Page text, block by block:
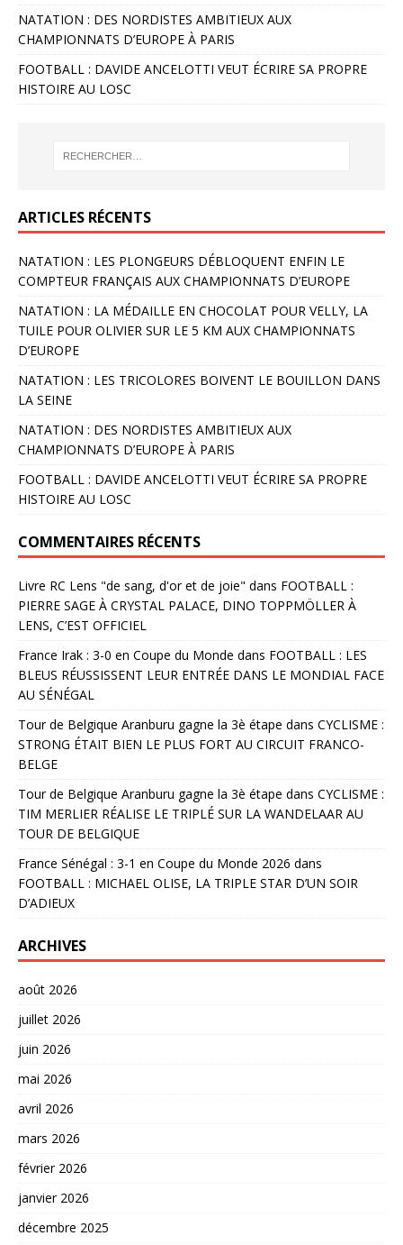
NATATION : DES NORDISTES AMBITIEUX AUX
CHAMPIONNATS D’EUROPE À PARIS
FOOTBALL : DAVIDE ANCELOTTI VEUT ÉCRIRE SA PROPRE
HISTOIRE AU LOSC
ARTICLES RÉCENTS
NATATION : LES PLONGEURS DÉBLOQUENT ENFIN LE
COMPTEUR FRANÇAIS AUX CHAMPIONNATS D’EUROPE
NATATION : LA MÉDAILLE EN CHOCOLAT POUR VELLY, LA
TUILE POUR OLIVIER SUR LE 5 KM AUX CHAMPIONNATS
D’EUROPE
NATATION : LES TRICOLORES BOIVENT LE BOUILLON DANS
LA SEINE
NATATION : DES NORDISTES AMBITIEUX AUX
CHAMPIONNATS D’EUROPE À PARIS
FOOTBALL : DAVIDE ANCELOTTI VEUT ÉCRIRE SA PROPRE
HISTOIRE AU LOSC
COMMENTAIRES RÉCENTS
Livre RC Lens "de sang, d'or et de joie" dans FOOTBALL :
PIERRE SAGE À CRYSTAL PALACE, DINO TOPPMÖLLER À
LENS, C’EST OFFICIEL
France Irak : 3-0 en Coupe du Monde dans FOOTBALL : LES
BLEUS RÉUSSISSENT LEUR ENTRÉE DANS LE MONDIAL FACE
AU SÉNÉGAL
Tour de Belgique Aranburu gagne la 3è étape dans CYCLISME :
STRONG ÉTAIT BIEN LE PLUS FORT AU CIRCUIT FRANCO-
BELGE
Tour de Belgique Aranburu gagne la 3è étape dans CYCLISME :
TIM MERLIER RÉALISE LE TRIPLÉ SUR LA WANDELAAR AU
TOUR DE BELGIQUE
France Sénégal : 3-1 en Coupe du Monde 2026 dans
FOOTBALL : MICHAEL OLISE, LA TRIPLE STAR D’UN SOIR
D’ADIEUX
ARCHIVES
août 2026
juillet 2026
juin 2026
mai 2026
avril 2026
mars 2026
février 2026
janvier 2026
décembre 2025